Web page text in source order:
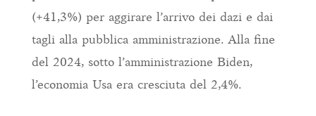
(+41,3%) per aggirare l’arrivo dei dazi e dai
tagli alla pubblica amministrazione. Alla fine
del 2024, sotto l’amministrazione Biden,
l’economia Usa era cresciuta del 2,4%.